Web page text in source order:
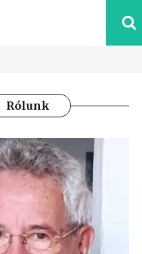
Rólunk